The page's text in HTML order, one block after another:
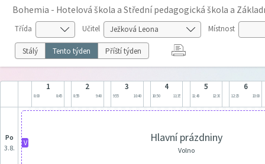
Bohemia - Hotelová škola a Střední pedagogická škola a
Třída Učitel Místnost
Stálý Tento týden Příští týden
1
8:00 8:45
2
8:55 9:40
3
9:55 10:40
4
10:50 11:35
5
11:45 12:30
6
12:15 13:00
po
3.8.
V Hlavní prázdniny
Volno